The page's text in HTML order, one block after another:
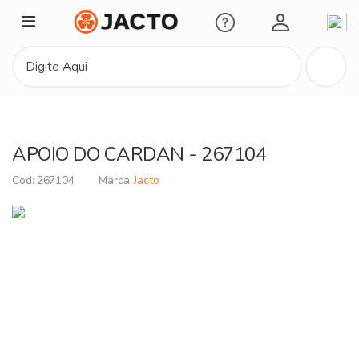
Minha Conta
APOIO DO CARDAN - 267104
267104 Jacto